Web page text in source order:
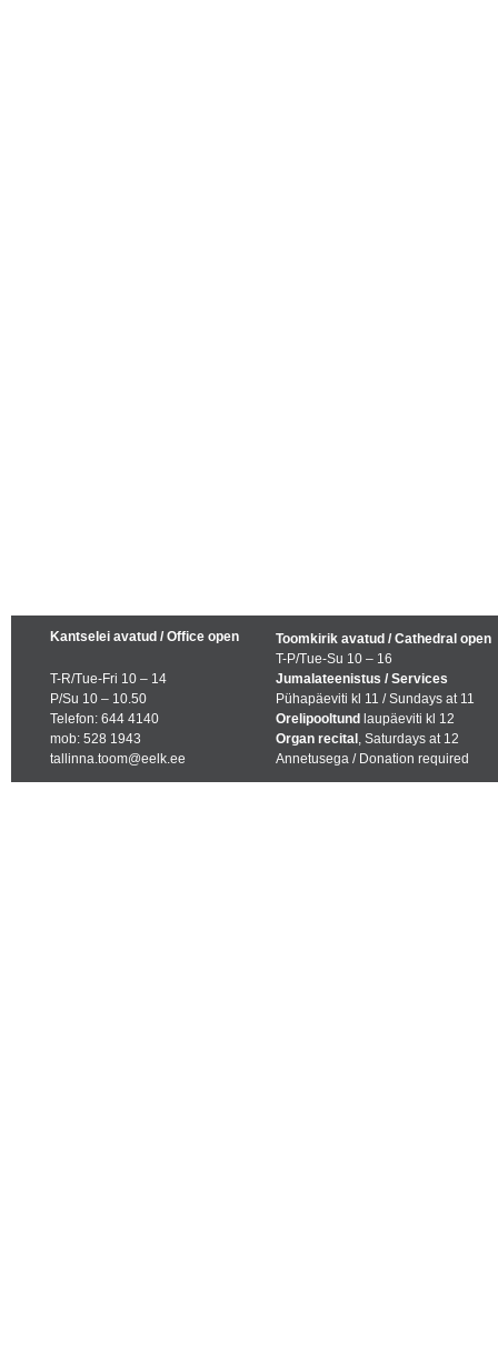
Kantselei avatud / Office open
T-R/Tue-Fri 10 – 14
P/Su 10 – 10.50
Telefon: 644 4140
mob: 528 1943
tallinna.toom@eelk.ee
Toomkirik avatud / Cathedral open
T-P/Tue-Su 10 – 16
Jumalateenistus / Services
Pühapäeviti kl 11 / Sundays at 11
Orelipooltund laupäeviti kl 12
Organ recital , Saturdays at 12
Annetusega / Donation required